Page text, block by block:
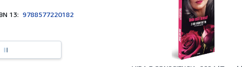
13:9788577220182